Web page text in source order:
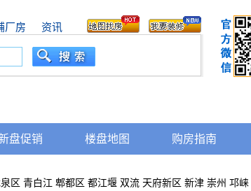
厂房 资讯
盘促销 楼盘地图 购房指南
区 青白江 郫都区 都江堰 双流 天府新区 新津 崇州 邛崃